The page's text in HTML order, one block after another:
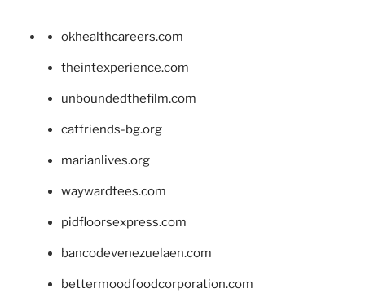
okhealthcareers.com
theintexperience.com
unboundedthefilm.com
catfriends-bg.org
marianlives.org
waywardtees.com
pidfloorsexpress.com
bancodevenezuelaen.com
bettermoodfoodcorporation.com